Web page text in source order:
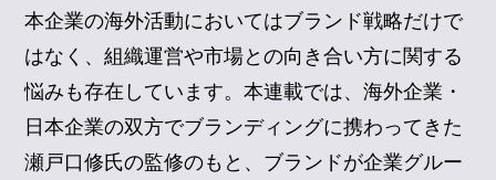
本企業の海外活動においてはブランド戦略だけで
はなく、組織運営や市場との向き合い方に関する
悩みも存在しています。本連載では、海外企業・
日本企業の双方でブランディングに携わってきた
瀬戸口修氏の監修のもと、ブランドが企業グルー